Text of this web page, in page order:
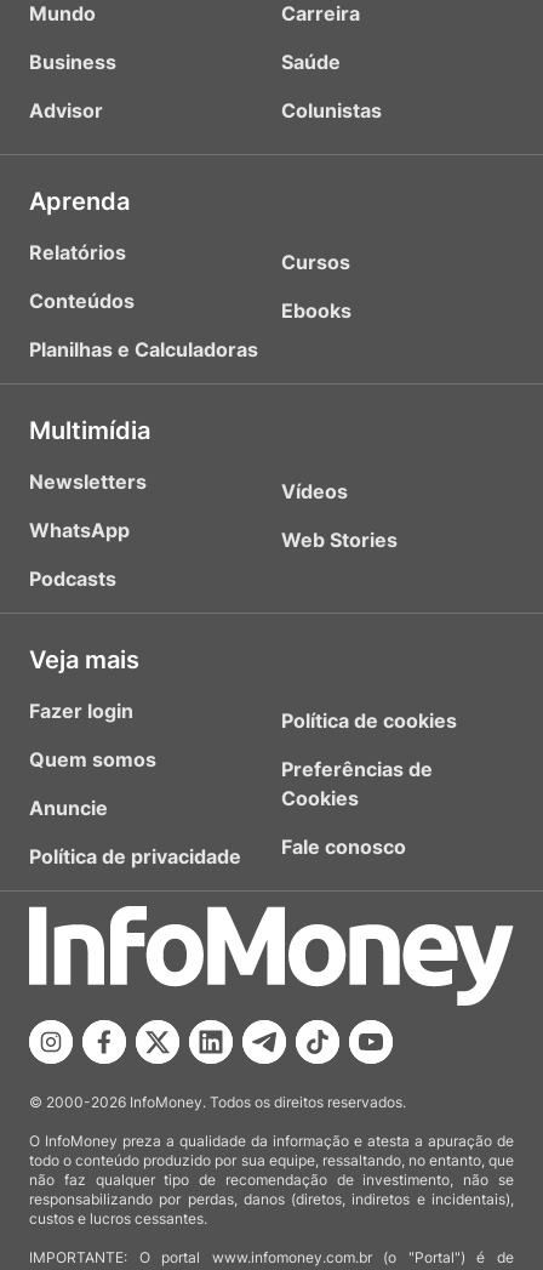
Mundo
Business
Advisor
Carreira
Saúde
Colunistas
Aprenda
Relatórios
Conteúdos
Planilhas e Calculadoras
Cursos
Ebooks
Multimídia
Newsletters
WhatsApp
Podcasts
Vídeos
Web Stories
Veja mais
Fazer login
Quem somos
Anuncie
Política de privacidade
Política de cookies
Preferências de
Cookies
Fale conosco
© 2000-2026 InfoMoney. Todos os direitos reservados.
O InfoMoney preza a qualidade da informação e atesta a apuração de
todo o conteúdo produzido por sua equipe, ressaltando, no entanto, que
não faz qualquer tipo de recomendação de investimento, não se
responsabilizando por perdas, danos (diretos, indiretos e incidentais),
custos e lucros cessantes.
IMPORTANTE: O portal www.infomoney.com.br (o "Portal") é de